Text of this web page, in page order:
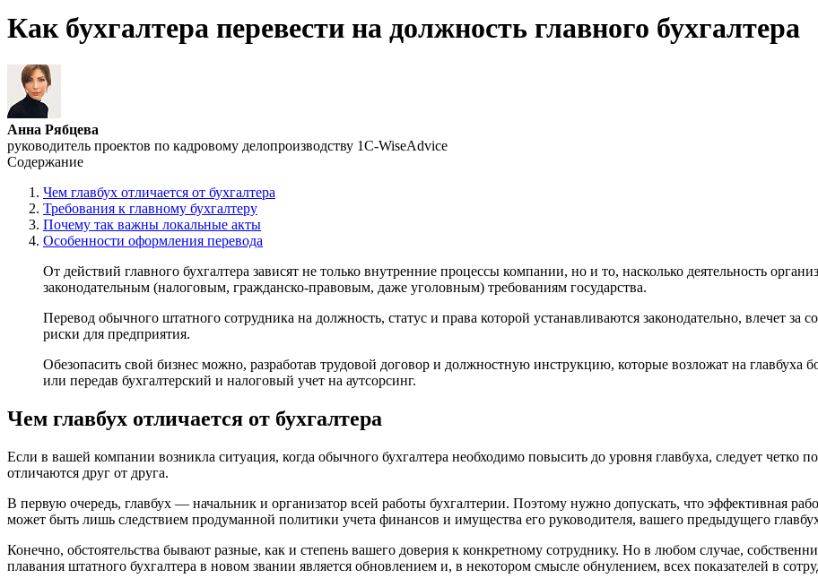
Как бухгалтера перевести на должность главного бухгалтера
Анна Рябцева
руководитель проектов по кадровому делопроизводству 1С-WiseAdvice
Содержание
Чем главбух отличается от бухгалтера
Требования к главному бухгалтеру
Почему так важны локальные акты
Особенности оформления перевода
От действий главного бухгалтера зависят не только внутренние процессы компании, но и то, насколько деятельность
законодательным (налоговым, гражданско-правовым, даже уголовным) требованиям государства.
Перевод обычного штатного сотрудника на должность, статус и права которой устанавливаются законодательно, влечет
риски для предприятия.
Обезопасить свой бизнес можно, разработав трудовой договор и должностную инструкцию, которые возложат на главбуха
или передав бухгалтерский и налоговый учет на аутсорсинг.
Чем главбух отличается от бухгалтера
Если в вашей компании возникла ситуация, когда обычного бухгалтера необходимо повысить до уровня главбуха, следует
отличаются друг от друга.
В первую очередь, главбух — начальник и организатор всей работы бухгалтерии. Поэтому нужно допускать, что эффективная
может быть лишь следствием продуманной политики учета финансов и имущества его руководителя, вашего предыдущего
Конечно, обстоятельства бывают разные, как и степень вашего доверия к конкретному сотруднику. Но в любом случае,
плавания штатного бухгалтера в новом звании является обновлением и, в некотором смысле обнулением, всех показателей в